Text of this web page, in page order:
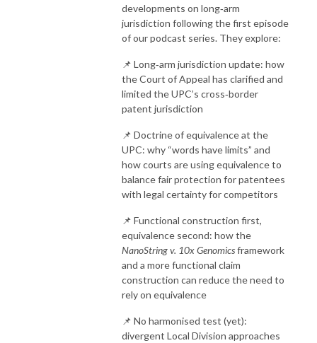
developments on long‑arm
jurisdiction following the first episode
of our podcast series. They explore:
📌 Long‑arm jurisdiction update: how
the Court of Appeal has clarified and
limited the UPC’s cross‑border
patent jurisdiction
📌 Doctrine of equivalence at the
UPC: why “words have limits” and
how courts are using equivalence to
balance fair protection for patentees
with legal certainty for competitors
📌 Functional construction first,
equivalence second: how the
NanoString v. 10x Genomicsframework
and a more functional claim
construction can reduce the need to
rely on equivalence
📌 No harmonised test (yet):
divergent Local Division approaches